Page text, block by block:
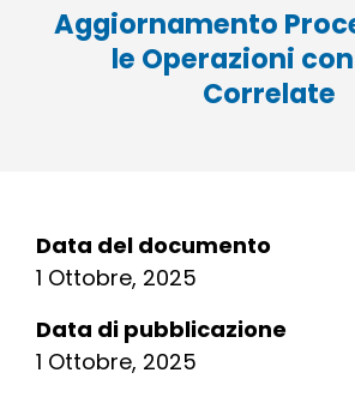
Aggiornamento
le Operazioni
Correlate
Data del documento
1 Ottobre, 2025
Data di pubblicazione
1 Ottobre, 2025